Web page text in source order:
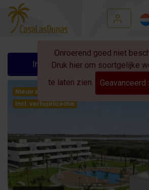
Info aanvragen
Onroerend goed niet
Druk hier om soortgelijke
te laten zien.
Geavanceerd
Nieuw aanbod!
Incl. verhuurlicentie